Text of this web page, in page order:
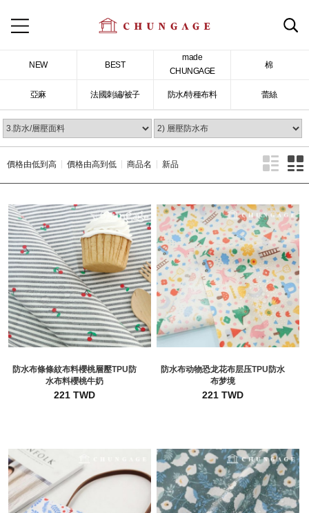
NEW BEST
made
CHUNGAGE
棉
亞麻 法國刺繡/被子 防水/特種布料 蕾絲
價格由低到高 價格由高到低 商品名 新品
防水布條條紋布料櫻桃層壓TPU防
水布料櫻桃牛奶
221 TWD
防水布动物恐龙花布层压TPU防水
布梦境
221 TWD